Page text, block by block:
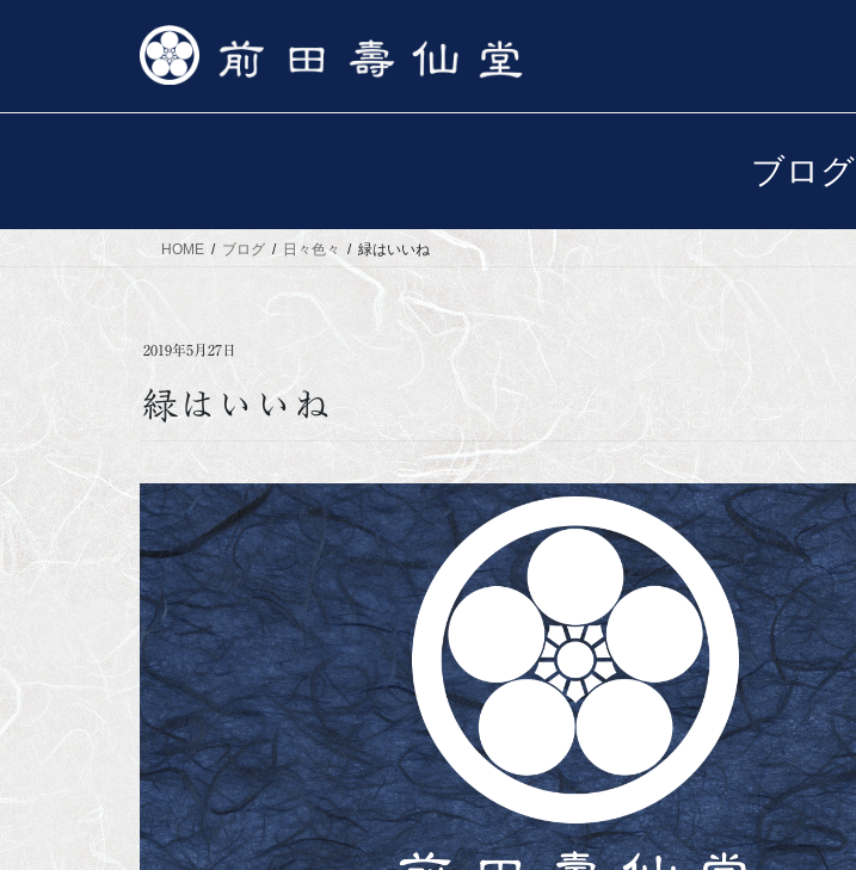
ッ
プ
移
動
ブログ
HOME ブログ 日々色々 緑はいいね
2019年5月27日
緑はいいね